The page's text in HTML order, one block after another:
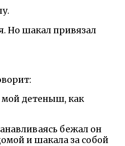
Но шакал привязал
мой детеныш, как
бежал он
и шакала за собой